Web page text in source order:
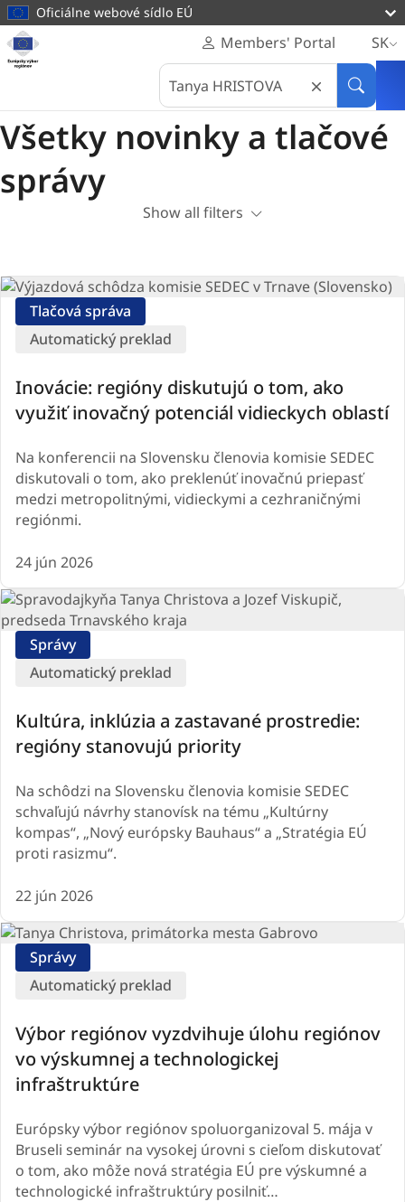
hlavný
obsah
Oficiálne webové sídlo EÚ
Domovská
stránka
Members' Portal
SK
Search
in
Európsky
výbor
Domov Všetky novinky a tlačové správy
Všetky novinky a tlačové
správy
Show all filters
Newsroom
items
Overview
(39)
Inovácie: regióny diskutujú o tom, ako
využiť inovačný potenciál vidieckych oblastí
Na konferencii na Slovensku členovia komisie SEDEC
diskutovali o tom, ako preklenúť inovačnú priepasť
medzi metropolitnými, vidieckymi a cezhraničnými
regiónmi.
Tlačová správa
Automatický preklad
24 jún 2026
Kultúra, inklúzia a zastavané prostredie:
regióny stanovujú priority
Na schôdzi na Slovensku členovia komisie SEDEC
schvaľujú návrhy stanovísk na tému „Kultúrny
kompas“, „Nový európsky Bauhaus“ a „Stratégia EÚ
proti rasizmu“.
Správy
Automatický preklad
22 jún 2026
Výbor regiónov vyzdvihuje úlohu regiónov
vo výskumnej a technologickej
infraštruktúre
Európsky výbor regiónov spoluorganizoval 5. mája v
Bruseli seminár na vysokej úrovni s cieľom diskutovať
o tom, ako môže nová stratégia EÚ pre výskumné a
technologické infraštruktúry posilniť…
Správy
Automatický preklad